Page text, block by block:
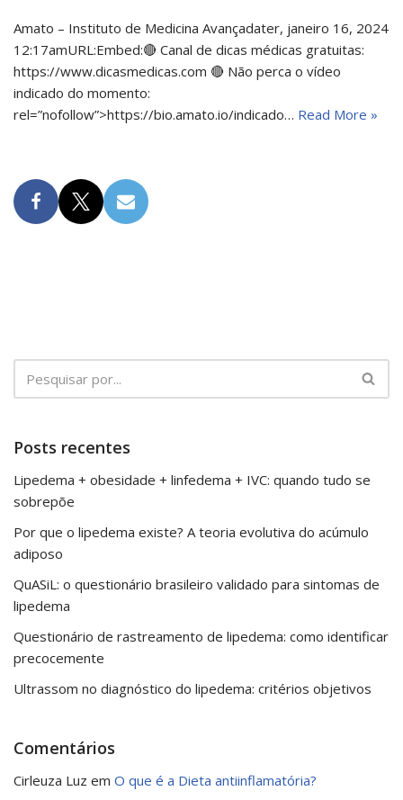
Amato – Instituto de Medicina Avançadater, janeiro 16, 2024
12:17amURL:Embed:🔴 Canal de dicas médicas gratuitas:
https://www.dicasmedicas.com 🔴 Não perca o vídeo
indicado do momento:
rel=”nofollow”>https://bio.amato.io/indicado… Read More »
Posts recentes
Lipedema + obesidade + linfedema + IVC: quando tudo se
sobrepõe
Por que o lipedema existe? A teoria evolutiva do acúmulo
adiposo
QuASiL: o questionário brasileiro validado para sintomas de
lipedema
Questionário de rastreamento de lipedema: como identificar
precocemente
Ultrassom no diagnóstico do lipedema: critérios objetivos
Comentários
Cirleuza Luz em O que é a Dieta antiinflamatória?